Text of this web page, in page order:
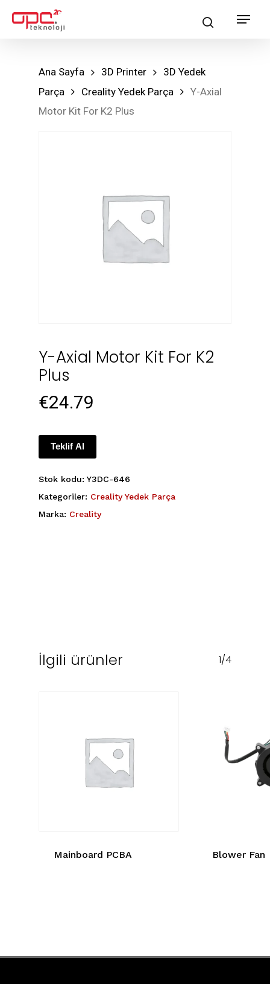
searchMenu
Ana Sayfa 3D Printer
3D Yedek
Parça
Creality Yedek Parça
Y-Axial
Motor Kit For K2 Plus
Y-Axial Motor Kit For K2
Plus
€24.79
Teklif Al
Stok kodu: Y3DC-646
Kategoriler: Creality Yedek Parça
Marka: Creality
İlgili ürünler 1/4
Mainboard PCBA Blower Fan